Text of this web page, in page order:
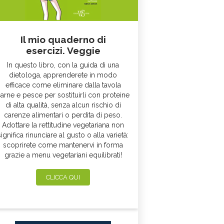
Il mio quaderno di
esercizi. Veggie
In questo libro, con la guida di una
dietologa, apprenderete in modo
efficace come eliminare dalla tavola
e pesce per sostituirli con proteine
di alta qualità, senza alcun rischio di
carenze alimentari o perdita di peso.
Adottare la rettitudine vegetariana non
rinunciare al gusto o alla varietà:
scoprirete come mantenervi in forma
grazie a menu vegetariani equilibrati!
CLICCA QUI